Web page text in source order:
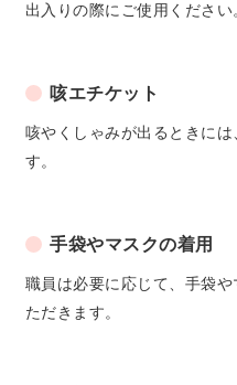
出入りの際にご使用ください
咳エチケット
咳やくしゃみが出るときに
す。
手袋やマスクの着用
職員は必要に応じて、手袋
ただきます。